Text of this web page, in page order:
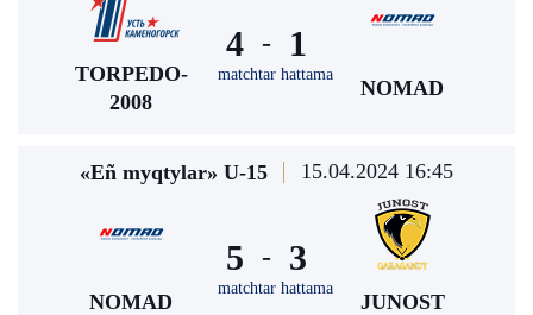
TORPEDO-
2008
4 -
matchtar hattama
1
NOMAD
«Eñ myqtylar» U-15 15.04.2024 16:45
NOMAD
5 -
matchtar hattama
3
JUNOST